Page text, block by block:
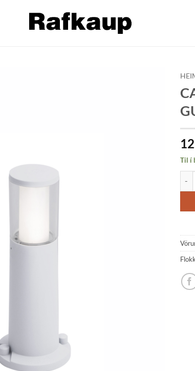
Til í